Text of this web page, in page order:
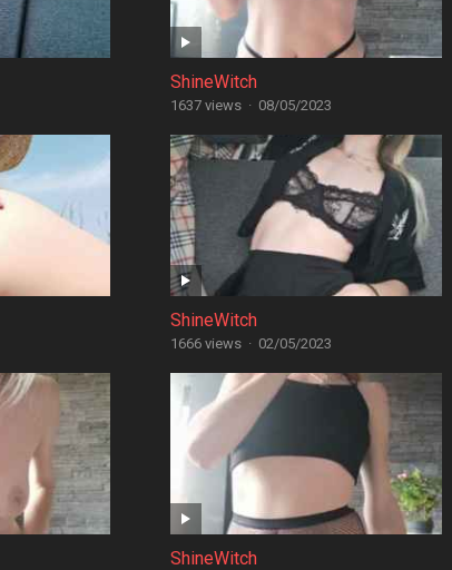
ShineWitch
1637 views · 08/05/2023
ShineWitch
1666 views · 02/05/2023
ShineWitch